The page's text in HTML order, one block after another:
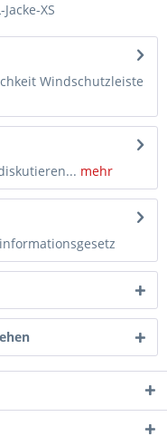
XS
Windschutzleiste
mehr